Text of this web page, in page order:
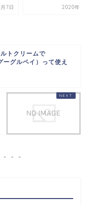
21日 2023年8
トクリームで
グルペイ）って使え